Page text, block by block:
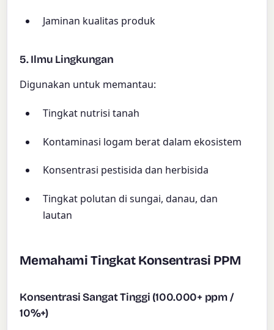
Jaminan kualitas produk
5. Ilmu Lingkungan
Digunakan untuk memantau:
Tingkat nutrisi tanah
Kontaminasi logam berat dalam ekosistem
Konsentrasi pestisida dan herbisida
Tingkat polutan di sungai, danau, dan
lautan
Memahami Tingkat Konsentrasi PPM
Konsentrasi Sangat Tinggi (100.000+ ppm /
10%+)